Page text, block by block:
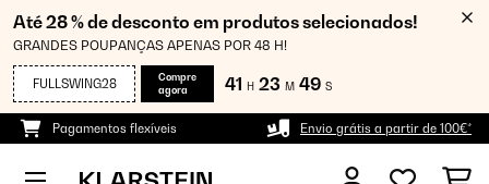
Até 28 % de desconto em produtos selecionados!
GRANDES POUPANÇAS APENAS POR 48 H!
FULLSWING28
Compre
agora
41 H 23 M 48 S
Pagamentos flexíveis Envio grátis a partir de 100€*